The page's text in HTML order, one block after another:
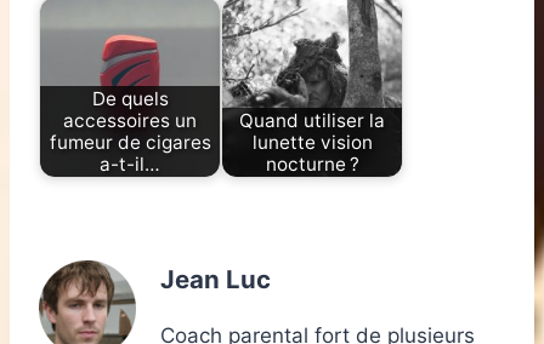
De quels
accessoires un
fumeur de cigares
a-t-il…
Quand utiliser la
lunette vision
nocturne ?
Jean Luc
Coach parental fort de plusieurs